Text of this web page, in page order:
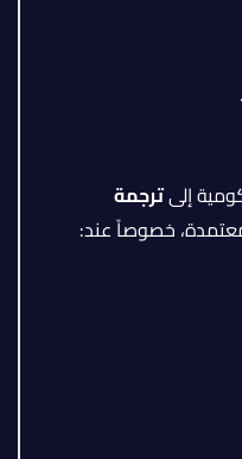
إلىترجمة
خصوصاً عند: